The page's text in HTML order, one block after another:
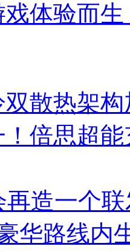
体验而生
散热架
倍思超
造一个
华路线内